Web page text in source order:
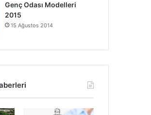
Genç Odası Modelleri
2015
15 Ağustos 2014